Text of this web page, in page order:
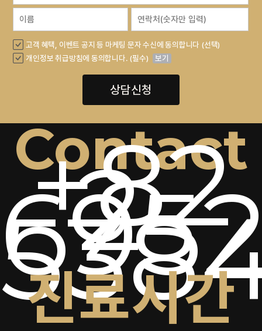
고객 혜택, 이벤트 공지 등 마케팅 문자 수신에 동의합니다 (선택)
개인정보 취급방침에 동의합니다. (필수)
보기
상담신청
Contact
+82
2-
진료시간